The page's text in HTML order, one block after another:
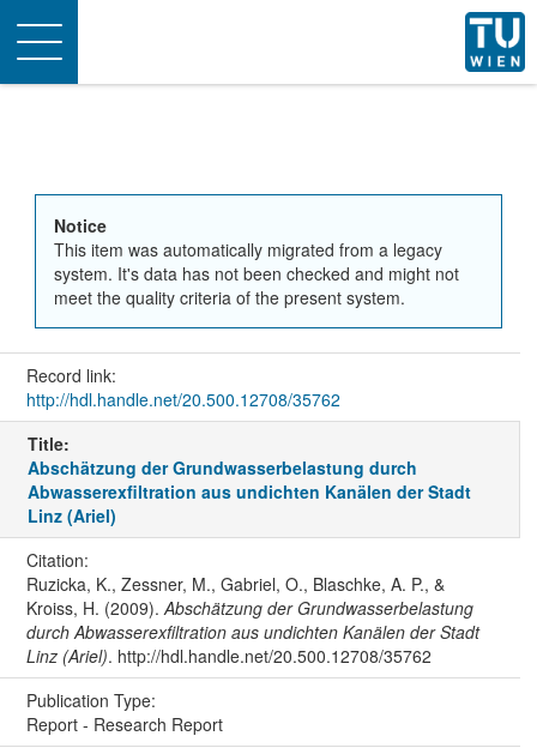
Toggle
navigation
Notice
This item was automatically migrated from a legacy
system. It's data has not been checked and might not
meet the quality criteria of the present system.
Record link:
http://hdl.handle.net/20.500.12708/35762
Title:
Abschätzung der Grundwasserbelastung durch
Abwasserexfiltration aus undichten Kanälen der Stadt
Linz (Ariel)
Citation:
Ruzicka, K., Zessner, M., Gabriel, O., Blaschke, A. P., &
Kroiss, H. (2009). Abschätzung der Grundwasserbelastung
durch Abwasserexfiltration aus undichten Kanälen der Stadt
Linz (Ariel). http://hdl.handle.net/20.500.12708/35762
Publication Type:
Report - Research Report